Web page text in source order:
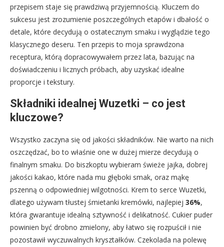
przepisem staje się prawdziwą przyjemnością. Kluczem do
sukcesu jest zrozumienie poszczególnych etapów i dbałość o
detale, które decydują o ostatecznym smaku i wyglądzie tego
klasycznego deseru. Ten przepis to moja sprawdzona
receptura, którą dopracowywałem przez lata, bazując na
doświadczeniu i licznych próbach, aby uzyskać idealne
proporcje i tekstury.
Składniki idealnej Wuzetki – co jest
kluczowe?
Wszystko zaczyna się od jakości składników. Nie warto na nich
oszczędzać, bo to właśnie one w dużej mierze decydują o
finalnym smaku. Do biszkoptu wybieram świeże jajka, dobrej
jakości kakao, które nada mu głęboki smak, oraz mąkę
pszenną o odpowiedniej wilgotności. Krem to serce Wuzetki,
dlatego używam tłustej śmietanki kremówki, najlepiej 36%,
która gwarantuje idealną sztywność i delikatność. Cukier puder
powinien być drobno zmielony, aby łatwo się rozpuścił i nie
pozostawił wyczuwalnych kryształków. Czekolada na polewę